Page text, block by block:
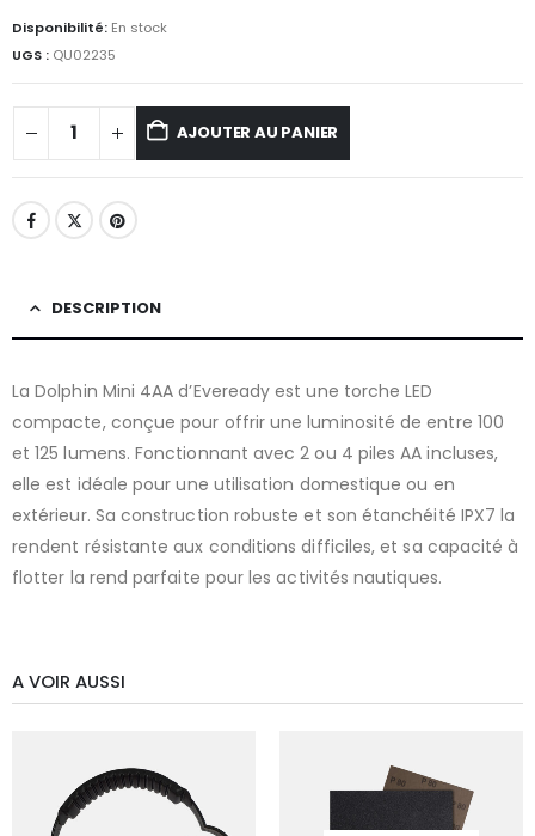
Disponibilité: En stock
UGS : QU02235
AJOUTER AU PANIER
DESCRIPTION
La Dolphin Mini 4AA d’Eveready est une torche LED
compacte, conçue pour offrir une luminosité de entre 100
et 125 lumens. Fonctionnant avec 2 ou 4 piles AA incluses,
elle est idéale pour une utilisation domestique ou en
extérieur. Sa construction robuste et son étanchéité IPX7 la
rendent résistante aux conditions difficiles, et sa capacité à
flotter la rend parfaite pour les activités nautiques.
A VOIR AUSSI